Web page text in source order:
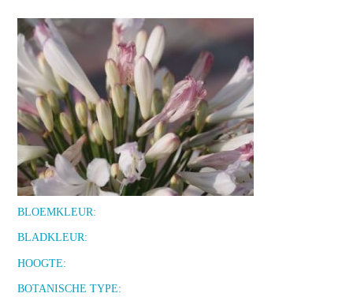
BLOEMKLEUR:
BLADKLEUR:
HOOGTE:
BOTANISCHE TYPE: